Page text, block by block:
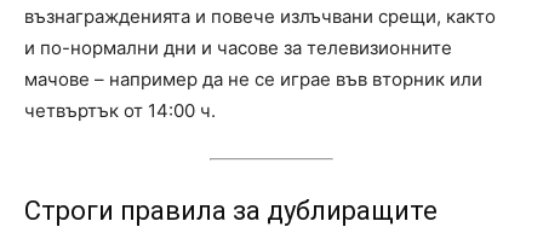
възнагражденията и повече излъчвани срещи, както
и по-нормални дни и часове за телевизионните
мачове – например да не се играе във вторник или
четвъртък от 14:00 ч.
Строги правила за дублиращите